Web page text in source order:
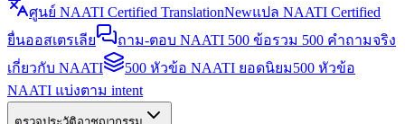
ศูนย์ NAATI Certified TranslationNewแปล NAATI Certified
ยื่นออสเตรเลีย
ถาม-ตอบ NAATI 500 ข้อรวม 500 คำถามจริง
เกี่ยวกับ NAATI
500 หัวข้อ NAATI ยอดนิยม500 หัวข้อ
NAATI แบ่งตาม intent